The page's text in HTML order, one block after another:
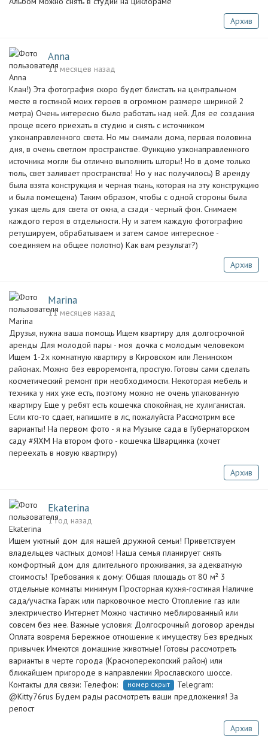
Архив
Anna
11 месяцев назад
Клан!) Эта фотография скоро будет блистать на центральном
месте в гостиной моих героев в огромном размере шириной 2
метра) Очень интересно было работать над ней. Для ее создания
проще всего приехать в студию и снять с источником
узконаправленного света. Но мы снимали дома, первая половина
дня, в очень светлом пространстве. Функцию узконаправленного
источника могли бы отлично выполнить шторы! Но в доме только
тюль, свет заливает пространства! Но у нас получилось) В аренду
была взята конструкция и черная ткань, которая на эту конструкцию
и была помещена) Таким образом, чтобы с одной стороны была
узкая щель для света от окна, а сзади - черный фон. Снимаем
каждого героя в отдельности. Ну и затем каждую фотографию
ретушируем, обрабатываем и затем самое интересное -
соединяем на общее полотно) Как вам результат?)
Архив
Marina
11 месяцев назад
Друзья, нужна ваша помощь Ищем квартиру для долгосрочной
аренды Для молодой пары - моя дочка с молодым человеком‍‍
Ищем 1-2х комнатную квартиру в Кировском или Ленинском
районах. Можно без евроремонта, простую. Готовы сами сделать
косметический ремонт при необходимости. Некоторая мебель и
техника у них уже есть, поэтому можно не очень упакованную
квартиру Еще у ребят есть кошечка спокойная, не хулиганистая.
Если кто-то сдает, напишите в лс, пожалуйста Рассмотрим все
варианты! На первом фото - я на Музыке сада в Губернаторском
саду #ЯХМ На втором фото - кошечка Шварцинка (хочет
переехать в новую квартиру)
Архив
Ekaterina
1 год назад
Ищем уютный дом для нашей дружной семьи! Приветствуем
владельцев частных домов! Наша семья планирует снять
комфортный дом для длительного проживания, за адекватную
стоимость! Требования к дому: Общая площадь от 80 м² 3
отдельные комнаты минимум Просторная кухня-гостиная Наличие
сада/участка Гараж или парковочное место Отопление газ или
электричество Интернет Можно частично меблированный или
совсем без нее. Важные условия: Долгосрочный договор аренды
Оплата вовремя Бережное отношение к имуществу Без вредных
привычек Имеются домашние животные! Готовы рассмотреть
варианты в черте города (Красноперекопский район) или
ближайшем пригороде в направлении Ярославского шоссе.
Контакты для связи: Телефон:
номер скрыт
Telegram:
@Kitty76rus Будем рады рассмотреть ваши предложения! За
репост
Архив